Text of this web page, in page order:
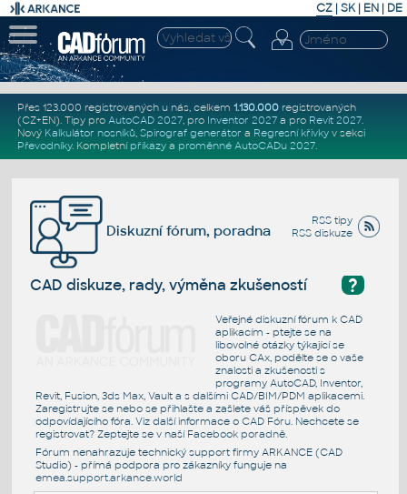
CZ | SK| EN | DE
Přes 123.000 registrovaných u nás, celkem 1.130.000registrovaných
(CZ+EN). Tipy pro AutoCAD 2027, pro Inventor 2027a pro Revit 2027.
Nový Kalkulátor nosníků, Spirograf generátor a Regresní křivkyv sekci
Převodníky. Kompletní příkazya proměnné AutoCADu 2027.
RSS tipy
RSS diskuze
Diskuzní fórum, poradna
?
CAD diskuze, rady, výměna zkušeností
Veřejné diskuzní fórum k CAD
aplikacím - ptejte se na
libovolné otázky týkající se
oboru CAx, podělte se o vaše
znalosti a zkušenosti s
programy AutoCAD, Inventor,
Revit, Fusion, 3ds Max, Vault a s dalšími CAD/BIM/PDM aplikacemi.
Zaregistrujte se nebo se přihlašte a zašlete váš příspěvek do
odpovídajícího fóra. Viz další informace o CAD Fóru. Nechcete se
registrovat? Zeptejte se v naší Facebook poradně.
Fórum nenahrazuje technický support firmy ARKANCE (CAD
Studio) - přímá podpora pro zákazníky funguje na
emea.support.arkance.world